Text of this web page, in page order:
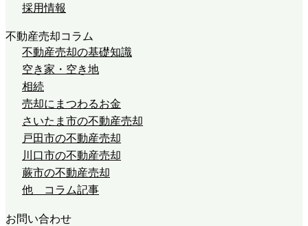
採用情報
不動産売却コラム
不動産売却の基礎知識
空き家・空き地
相続
売却にまつわるお金
さいたま市の不動産売却
戸田市の不動産売却
川口市の不動産売却
蕨市の不動産売却
他 コラム記事
お問い合わせ